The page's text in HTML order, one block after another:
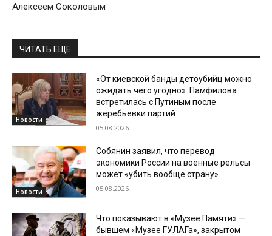
Алексеем Соколовым
ЧИТАТЬ ЕЩЕ
Новости
«От киевской банды детоубийц можно
ожидать чего угодно». Памфилова
встретилась с Путиным после
жеребьевки партий
05.08.2026
Новости
Собянин заявил, что перевод
экономики России на военные рельсы
может «убить вообще страну»
05.08.2026
Что показывают в «Музее Памяти» —
бывшем «Музее ГУЛАГа», закрытом